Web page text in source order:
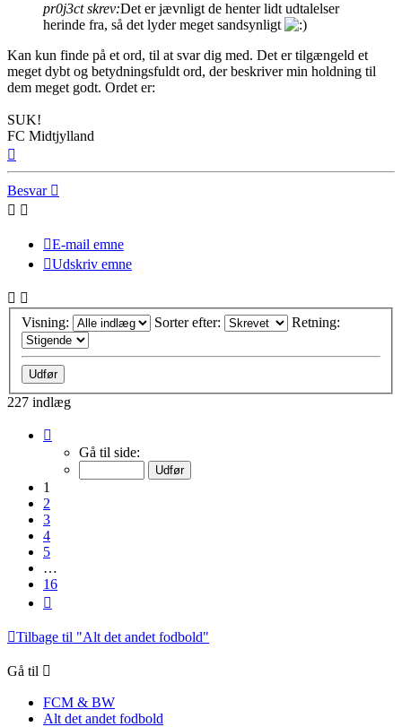
pr0j3ct skrev:Det er jævnligt de henter lidt udtalelser
herinde fra, så det lyder meget sandsynligt
Kan kun finde på et ord, til at svar dig med. Det er tilgængeld et
meget dybt og betydningsfuldt ord, der beskriver min holdning til
dem meget godt. Ordet er:
SUK!
FC Midtjylland
Besvar
E-mail emne
Udskriv emne
Visning: Sorter efter: Retning:
227 indlæg
Gå til side:
1
2
3
4
5
…
16
Tilbage til "Alt det andet fodbold"
Gå til
FCM & BW
Alt det andet fodbold